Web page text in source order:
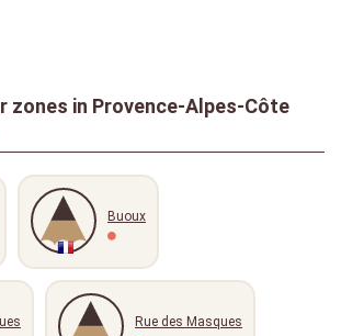
zones in Provence-Alpes-Côte
Buoux
Rue des Masques